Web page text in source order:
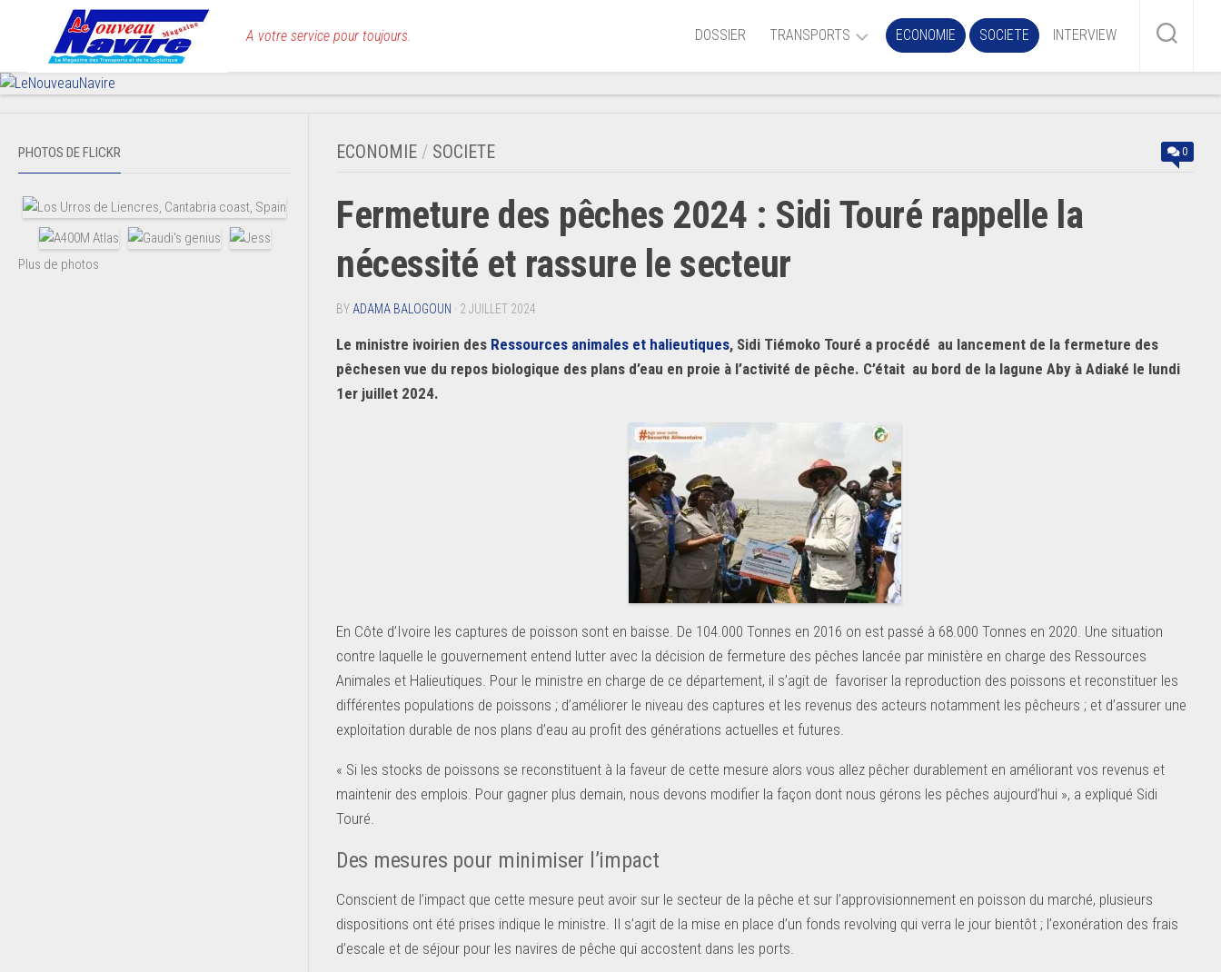
A votre service pour toujours. DOSSIER TRANSPORTS
Aérien
Routier
Lagunaire
ECONOMIE SOCIETE INTERVIEW
ECONOMIE / SOCIETE 0
Fermeture des pêches 2024 : Sidi Touré rappelle la
nécessité et rassure le secteur
BY ADAMA BALOGOUN · 2 JUILLET 2024
Le ministre ivoirien des Ressources animales et halieutiques, Sidi Tiémoko Touré a procédé au lancement de la fermeture des
pêchesen vue du repos biologique des plans d’eau en proie à l’activité de pêche. C’était au bord de la lagune Aby à Adiaké le lundi
1er juillet 2024.
En Côte d’Ivoire les captures de poisson sont en baisse. De 104.000 Tonnes en 2016 on est passé à 68.000 Tonnes en 2020. Une situation
contre laquelle le gouvernement entend lutter avec la décision de fermeture des pêches lancée par ministère en charge des Ressources
Animales et Halieutiques. Pour le ministre en charge de ce département, il s’agit de favoriser la reproduction des poissons et reconstituer les
différentes populations de poissons ; d’améliorer le niveau des captures et les revenus des acteurs notamment les pêcheurs ; et d’assurer une
exploitation durable de nos plans d’eau au profit des générations actuelles et futures.
« Si les stocks de poissons se reconstituent à la faveur de cette mesure alors vous allez pêcher durablement en améliorant vos revenus et
maintenir des emplois. Pour gagner plus demain, nous devons modifier la façon dont nous gérons les pêches aujourd’hui », a expliqué Sidi
Touré.
Des mesures pour minimiser l’impact
Conscient de l’impact que cette mesure peut avoir sur le secteur de la pêche et sur l’approvisionnement en poisson du marché, plusieurs
dispositions ont été prises indique le ministre. Il s’agit de la mise en place d’un fonds revolving qui verra le jour bientôt ; l’exonération des frais
d’escale et de séjour pour les navires de pêche qui accostent dans les ports.
PHOTOS DE FLICKR
Plus de photos